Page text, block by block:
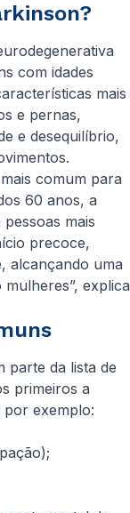
com idades
mais
e pernas,
e desequilíbrio,
comum para
60 anos, a
mais
precoce,
alcançando uma
explica
parte da lista de
primeiros a
por exemplo: